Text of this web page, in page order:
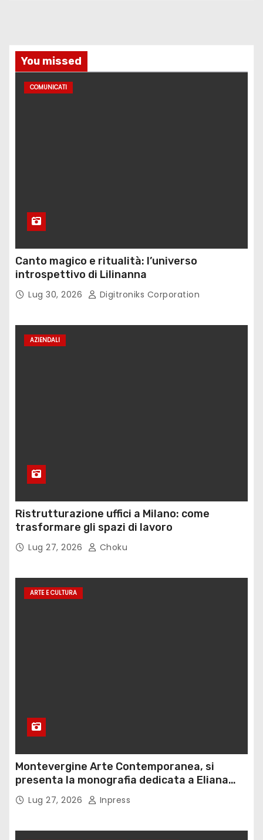
You missed
COMUNICATI
Canto magico e ritualità: l’universo
introspettivo di Lilinanna
Lug 30, 2026 Digitroniks Corporation
AZIENDALI
Ristrutturazione uffici a Milano: come
trasformare gli spazi di lavoro
Lug 27, 2026 Choku
ARTE E CULTURA
Montevergine Arte Contemporanea, si
presenta la monografia dedicata a Eliana
Adorno
Lug 27, 2026 Inpress